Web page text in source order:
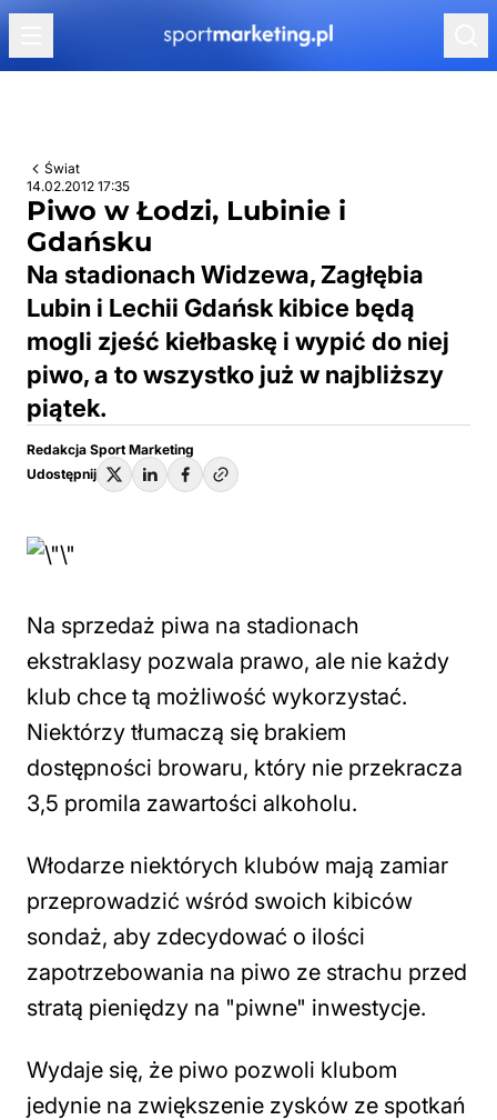
Przejdź do treści
Świat
14.02.2012 17:35
Piwo w Łodzi, Lubinie i
Gdańsku
Na stadionach Widzewa, Zagłębia
Lubin i Lechii Gdańsk kibice będą
mogli zjeść kiełbaskę i wypić do niej
piwo, a to wszystko już w najbliższy
piątek.
Redakcja Sport Marketing
Udostępnij
Na sprzedaż piwa na stadionach
ekstraklasy pozwala prawo, ale nie każdy
klub chce tą możliwość wykorzystać.
Niektórzy tłumaczą się brakiem
dostępności browaru, który nie przekracza
3,5 promila zawartości alkoholu.
Włodarze niektórych klubów mają zamiar
przeprowadzić wśród swoich kibiców
sondaż, aby zdecydować o ilości
zapotrzebowania na piwo ze strachu przed
stratą pieniędzy na "piwne" inwestycje.
Wydaje się, że piwo pozwoli klubom
jedynie na zwiększenie zysków ze spotkań